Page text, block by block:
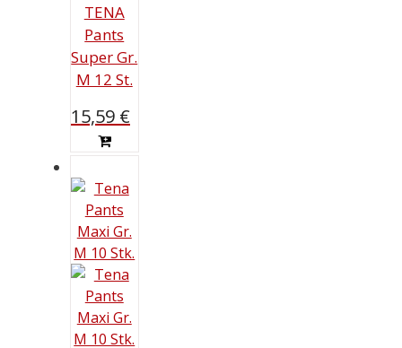
TENA
Pants
Super Gr.
M 12 St.
15,59 €